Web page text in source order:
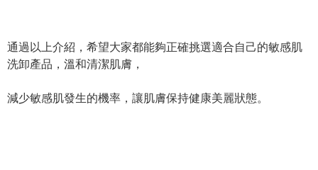
通過以上介紹，希望大家都能夠正確挑選適合自己的敏感肌
洗卸產品，溫和清潔肌膚，
減少敏感肌發生的機率，讓肌膚保持健康美麗狀態。